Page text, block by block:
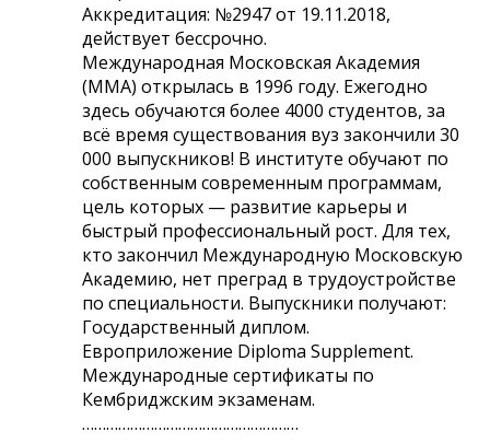
Аккредитация: №2947 от 19.11.2018,
действует бессрочно.
Международная Московская Академия
(ММА) открылась в 1996 году. Ежегодно
здесь обучаются более 4000 студентов, за
всё время существования вуз закончили 30
000 выпускников! В институте обучают по
собственным современным программам,
цель которых — развитие карьеры и
быстрый профессиональный рост. Для тех,
кто закончил Международную Московскую
Академию, нет преград в трудоустройстве
по специальности. Выпускники получают:
Государственный диплом.
Европриложение Diploma Supplement.
Международные сертификаты по
Кембриджским экзаменам.
………………………………………………